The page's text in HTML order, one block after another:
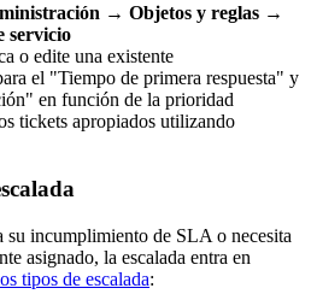
→ Objetos y reglas →
servicio
o edite una existente
el "Tiempo de primera respuesta" y
en función de la prioridad
tickets apropiados utilizando
su incumplimiento de SLA o necesita
asignado, la escalada entra en
tipos de escalada: